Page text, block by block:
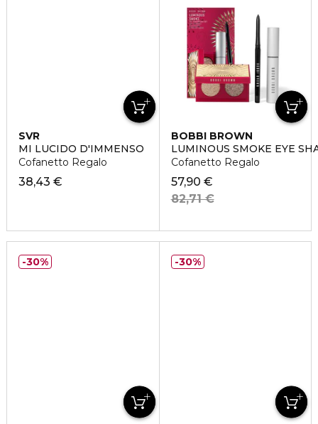
SVR
MI LUCIDO D'IMMENSO
Cofanetto Regalo
38,43 €
BOBBI BROWN
LUMINOUS SMOKE EYE
Cofanetto Regalo
57,90 €
82,71 €
30% 30%